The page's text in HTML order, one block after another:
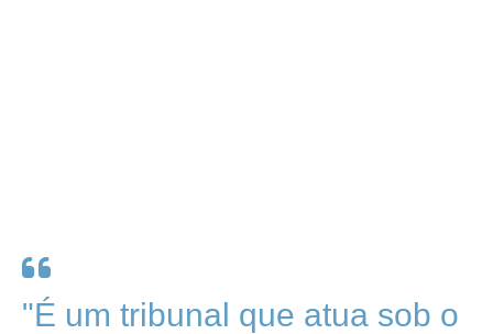
"É um tribunal que atua sob o